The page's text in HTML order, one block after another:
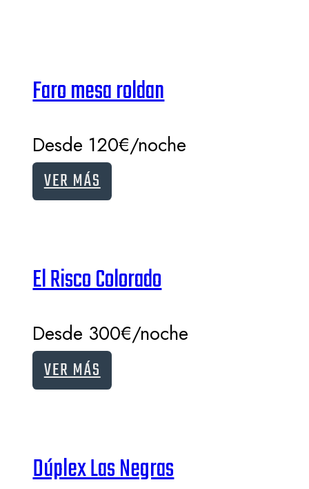
Faro mesa roldan
Desde 120€/noche
VER MÁS
El Risco Colorado
Desde 300€/noche
VER MÁS
Dúplex Las Negras